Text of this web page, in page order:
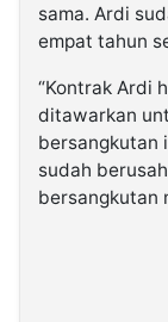
sama. Ardi
empat tahun
“Kontrak Ardi
ditawarkan
bersangkutan
sudah
bersangkutan